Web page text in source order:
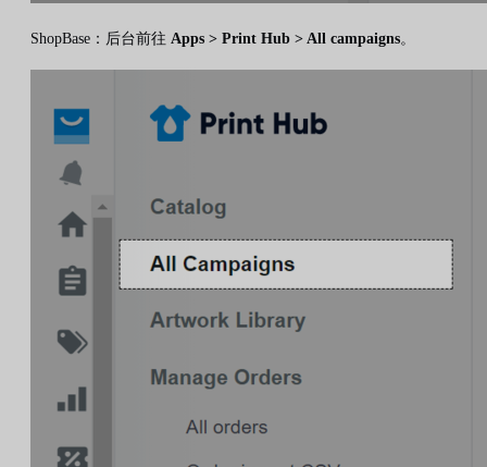
ShopBase：后台前往 Apps > Print Hub > All campaigns。